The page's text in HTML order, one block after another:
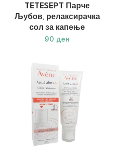
TETESEPT Парче
Љубов, релаксирачка
сол за капење
ден